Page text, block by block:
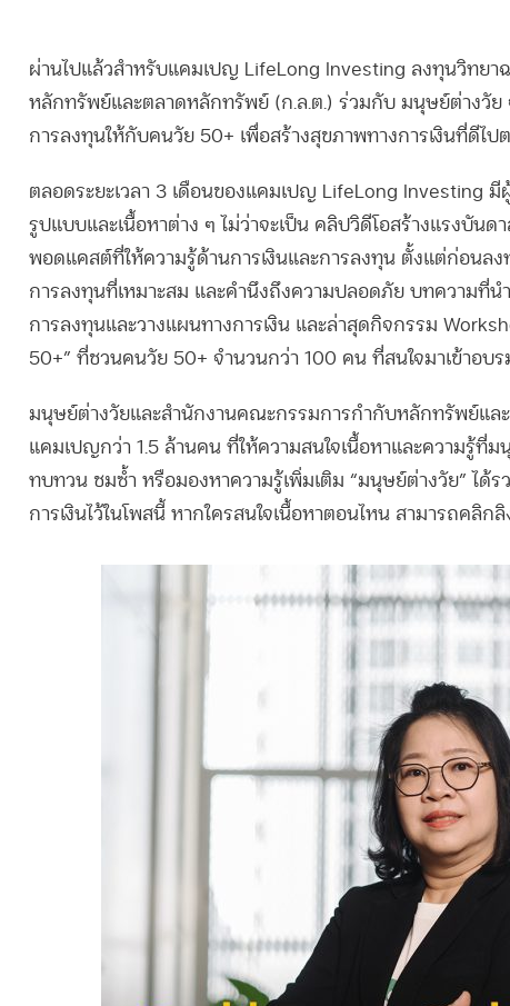
ผ่านไปแล้วสำหรับแคมเปญ LifeLong Investing ลงทุนวิทย
หลักทรัพย์และตลาดหลักทรัพย์ (ก.ล.ต.) ร่วมกับ มนุษย์ต่างวัย
การลงทุนให้กับคนวัย 50+ เพื่อสร้างสุขภาพทางการเงินที่ดีไป
ตลอดระยะเวลา 3 เดือนของแคมเปญ LifeLong Investing มีผู้
รูปแบบและเนื้อหาต่าง ๆ ไม่ว่าจะเป็น คลิปวิดีโอสร้างแรงบันด
พอดแคสต์ที่ให้ความรู้ด้านการเงินและการลงทุน ตั้งแต่ก่อน
การลงทุนที่เหมาะสม และคำนึงถึงความปลอดภัย บทความที่นำ
การลงทุนและวางแผนทางการเงิน และล่าสุดกิจกรรม
50+” ที่ชวนคนวัย 50+ จำนวนกว่า 100 คน ที่สนใจมาเข้าอบร
มนุษย์ต่างวัยและสำนักงานคณะกรรมการกำกับหลักทรัพย์แ
แคมเปญกว่า 1.5 ล้านคน ที่ให้ความสนใจเนื้อหาและความรู้ที่ม
ทบทวน ชมซ้ำ หรือมองหาความรู้เพิ่มเติม “มนุษย์ต่างวัย” ได้
การเงินไว้ในโพสนี้ หากใครสนใจเนื้อหาตอนไหน สามารถคลิก